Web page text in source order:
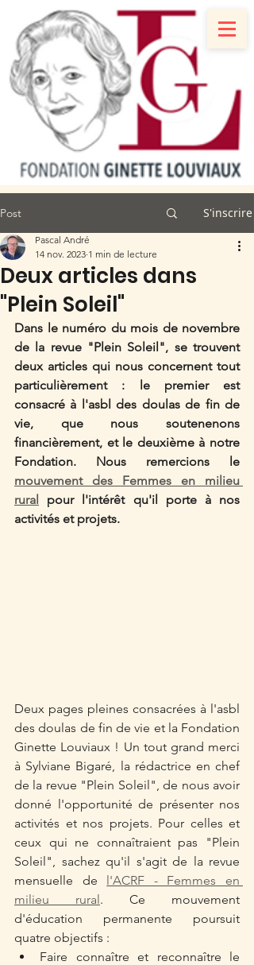
Post S'inscrire
Deux articles dans
"Plein Soleil"
Pascal André
14 nov. 2023 1 min de lecture
Dans le numéro du mois de novembre
de la revue "Plein Soleil", se trouvent
deux articles qui nous concernent tout
particulièrement : le premier est
consacré à l'asbl des doulas de fin de
vie, que nous soutenenons
financièrement, et le deuxième à notre
mouvement des Femmes en milieu
rural pour l'intérêt qu'il porte à nos
activités et projets.
Deux pages pleines consacrées à l'asbl
des doulas de fin de vie et la Fondation
Ginette Louviaux ! Un tout grand merci
à Sylviane Bigaré, la rédactrice en chef
de la revue "Plein Soleil", de nous avoir
donné l'opportunité de présenter nos
activités et nos projets. Pour celles et
ceux qui ne connaîtraient pas "Plein
Soleil", sachez qu'il s'agit de la revue
mensuelle de l'ACRF - Femmes en
milieu rural. Ce mouvement
d'éducation permanente poursuit
quatre objectifs :
Faire connaître et reconnaître le